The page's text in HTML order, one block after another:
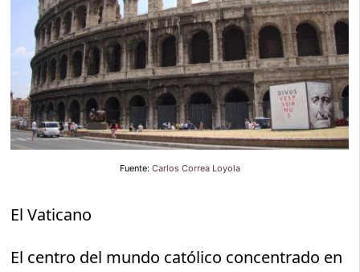
Fuente: Carlos Correa Loyola
El Vaticano
El centro del mundo católico concentrado en